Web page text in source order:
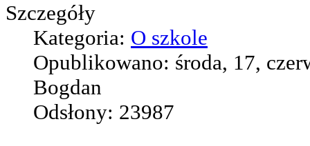
Szczegóły
Kategoria: O szkole
Opublikowano: środa, 17,
Bogdan
Odsłony: 23987